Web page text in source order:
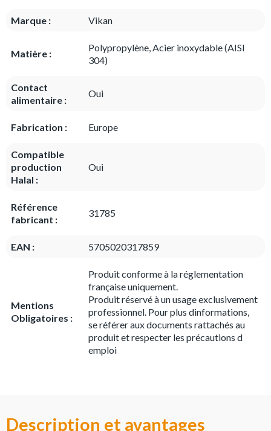
Marque : Vikan
Matière :
Polypropylène, Acier inoxydable (AISI
304)
Contact
alimentaire :
Oui
Fabrication : Europe
Compatible
production
Halal :
Oui
Référence
fabricant :
31785
EAN : 5705020317859
Mentions
Obligatoires :
Produit conforme à la réglementation
française uniquement.
Produit réservé à un usage exclusivement
professionnel. Pour plus dinformations,
se référer aux documents rattachés au
produit et respecter les précautions d
emploi
Description et avantages